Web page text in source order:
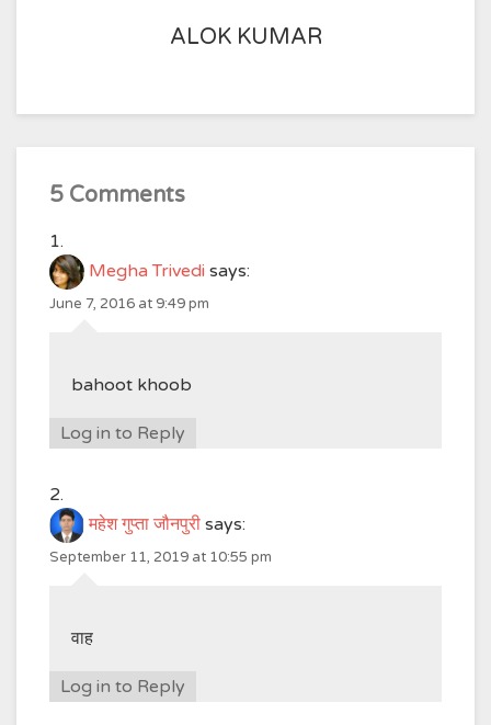
ALOK KUMAR
5 Comments
Megha Trivedi says:
June 7, 2016 at 9:49 pm
bahoot khoob
Log in to Reply
महेश गुप्ता जौनपुरी says:
September 11, 2019 at 10:55 pm
वाह
Log in to Reply